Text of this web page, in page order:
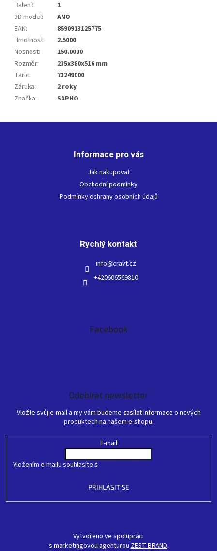
Balení:
1
3D model:
ANO
EAN:
8590913125775
Hmotnost:
2.5000
Nosnost:
150.0000
Rozměr:
235x380x516 mm
Taric:
73249000
Záruka:
2 roky
Značka: SAPHO
Informace pro vás
Jak nakupovat
Obchodní podmínky
Podmínky ochrany osobních údajů
Rychlý kontakt
info@cravt.cz
+420606569810
Facebook
Odebírat newsletter
Vložte svůj e-mail a my vám budeme zasílat informace o nových
produktech na našem e-shopu.
E-mail
Vložením e-mailu souhlasíte s
PŘIHLÁSIT SE
Vytvořeno ve spolupráci
s marketingovou agenturou ZEST BRAND.